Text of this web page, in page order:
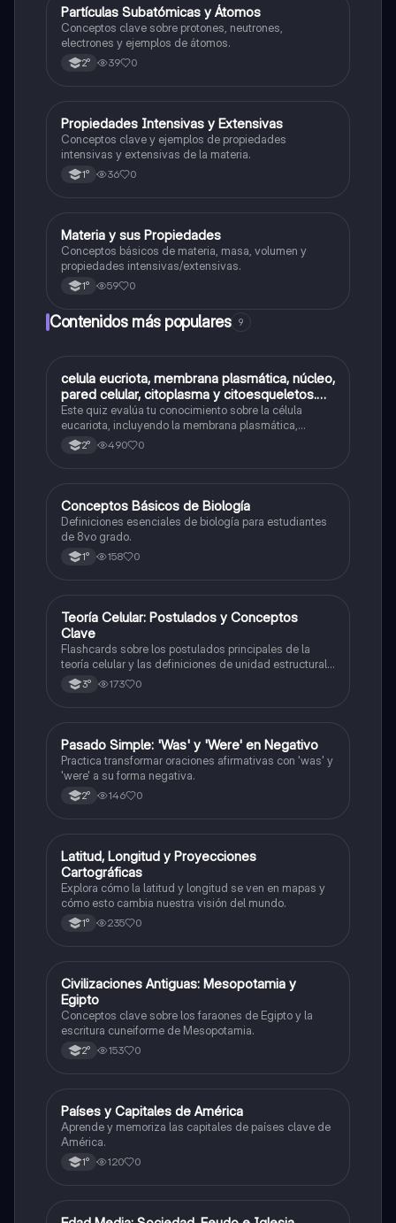
PCiencias Naturales
Partículas Subatómicas y Átomos
Conceptos clave sobre protones, neutrones,
electrones y ejemplos de átomos.
2° 39 0
PCiencias Naturales
Propiedades Intensivas y Extensivas
Conceptos clave y ejemplos de propiedades
intensivas y extensivas de la materia.
1° 36 0
MCiencias Naturales
Materia y sus Propiedades
Conceptos básicos de materia, masa, volumen y
propiedades intensivas/extensivas.
1° 59 0
Contenidos más populares 9
CBiología
celula eucriota, membrana plasmática, núcleo,
pared celular, citoplasma y citoesqueletos.
nombre se las partes de la celula eucariota
Este quiz evalúa tu conocimiento sobre la célula
eucariota, incluyendo la membrana plasmática,
núcleo, pared celular, citoplasma y citoesqueleto.
2° 490 0
CBiología
Conceptos Básicos de Biología
Definiciones esenciales de biología para estudiantes
de 8vo grado.
1° 158 0
TBiología
Teoría Celular: Postulados y Conceptos
Clave
Flashcards sobre los postulados principales de la
teoría celular y las definiciones de unidad estructural
y funcional.
3° 173 0
PInglés
Pasado Simple: 'Was' y 'Were' en Negativo
Practica transformar oraciones afirmativas con 'was' y
'were' a su forma negativa.
2° 146 0
LGeografía
Latitud, Longitud y Proyecciones
Cartográficas
Explora cómo la latitud y longitud se ven en mapas y
cómo esto cambia nuestra visión del mundo.
1° 235 0
CHistoria
Civilizaciones Antiguas: Mesopotamia y
Egipto
Conceptos clave sobre los faraones de Egipto y la
escritura cuneiforme de Mesopotamia.
2° 153 0
PGeografía
Países y Capitales de América
Aprende y memoriza las capitales de países clave de
América.
1° 120 0